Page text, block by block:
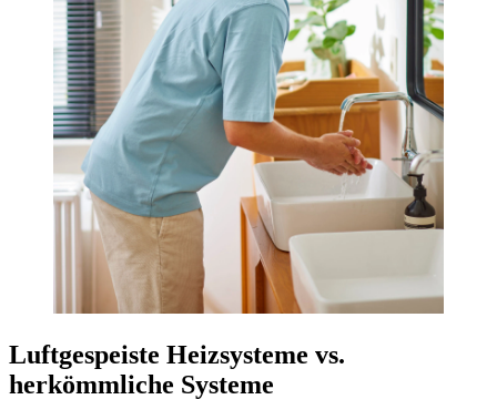
Luftgespeiste Heizsysteme vs.
herkömmliche Systeme